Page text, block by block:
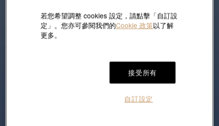
若您希望調整 cookies 設定，請點擊「自訂設
定」。您亦可參閱我們的Cookie 政策以了解
更多。
接受所有
自訂設定